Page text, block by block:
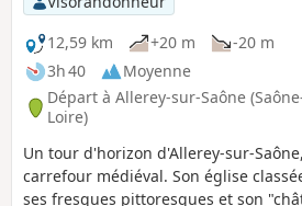
12,59 km
+20 m
-20 m
3h 40
Moyenne
Départ à Allerey-sur-Saône
Loire)
Un tour d'horizon d'Allerey-sur-Saône,
carrefour médiéval. Son église
ses fresques pittoresques et son